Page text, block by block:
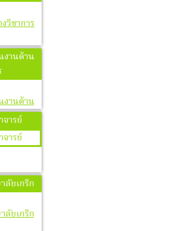
วิชาการ
งานด้าน
งานด้าน
จารย์
จารย์
ลัยเกริก
ลัยเกริก